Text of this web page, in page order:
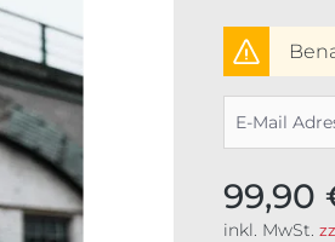
99,90
inkl. MwSt.